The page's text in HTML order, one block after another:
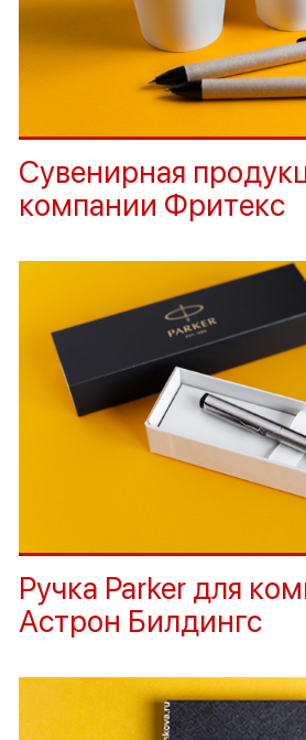
Сувенирная
компании Фритекс
Ручка Parker для
Астрон Билдингс